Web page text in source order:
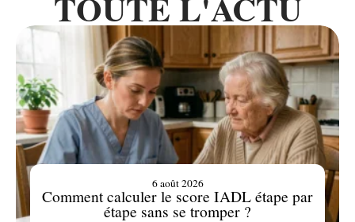
Comment calculer le score IADL étape par
étape sans se tromper ?
6 août 2026